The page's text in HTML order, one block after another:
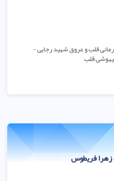
قلب و عروق شهید رجایی -
قلب
فریطوس